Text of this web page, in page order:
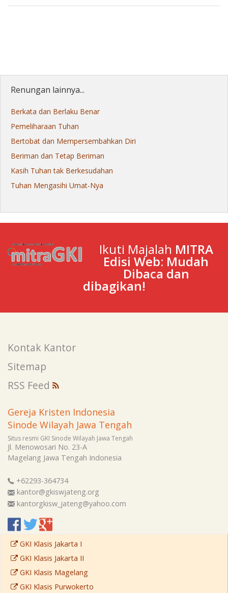
Renungan lainnya...
Berkata dan Berlaku Benar
Pemeliharaan Tuhan
Bertobat dan Mempersembahkan Diri
Beriman dan Tetap Beriman
Kasih Tuhan tak Berkesudahan
Tuhan Mengasihi Umat-Nya
Ikuti Majalah MITRA
Edisi Web: Mudah
Dibaca dan
dibagikan!
Kontak Kantor
Sitemap
RSS Feed
Gereja Kristen Indonesia
Sinode Wilayah Jawa Tengah
Situs resmi GKI Sinode Wilayah Jawa Tengah
Jl. Menowosari No. 23-A
Magelang Jawa Tengah Indonesia
+62293-364734
kantor@gkiswjateng.org
kantorgkisw_jateng@yahoo.com
GKI Klasis Jakarta I
GKI Klasis Jakarta II
GKI Klasis Magelang
GKI Klasis Purwokerto